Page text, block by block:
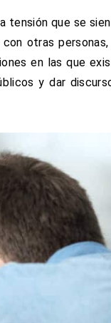
tensión que se
otras
en las que
y dar